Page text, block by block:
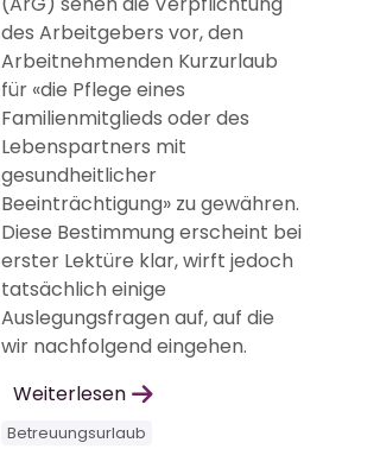
des Arbeitgebers vor, den
Arbeitnehmenden Kurzurlaub
für «die Pflege eines
Familienmitglieds oder des
Lebenspartners mit
gesundheitlicher
Beeinträchtigung» zu gewähren.
Diese Bestimmung erscheint bei
erster Lektüre klar, wirft jedoch
tatsächlich einige
Auslegungsfragen auf, auf die
wir nachfolgend eingehen.
Weiterlesen
Betreuungsurlaub